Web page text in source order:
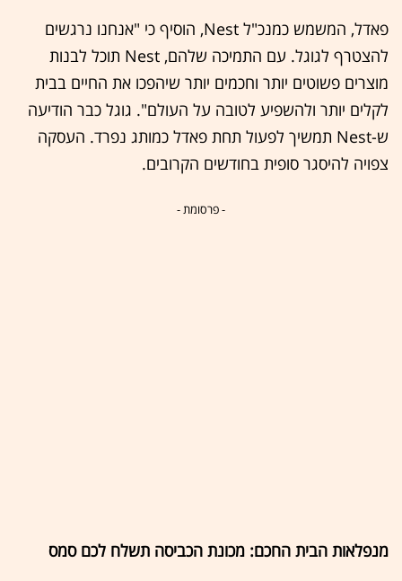
פאדל, המשמש כמנכ"ל Nest, הוסיף כי "אנחנו נרגשים
להצטרף לגוגל. עם התמיכה שלהם, Nest תוכל לבנות
מוצרים פשוטים יותר וחכמים יותר שיהפכו את החיים בבית
לקלים יותר ולהשפיע לטובה על העולם". גוגל כבר הודיעה
ש-Nest תמשיך לפעול תחת פאדל כמותג נפרד. העסקה
צפויה להיסגר סופית בחודשים הקרובים.
- פרסומת -
מנפלאות הבית החכם: מכונת הכביסה תשלח לכם סמס